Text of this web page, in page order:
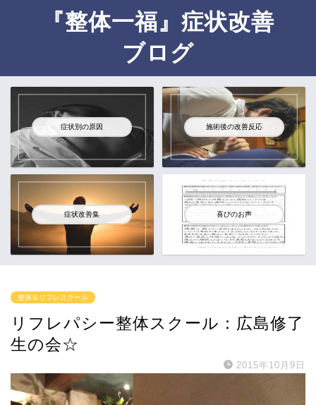
『整体一福』症状改善
ブログ
横浜＆広島で症状改善を手がけて15年
「TPドクター整体 一福」
様々な症状の解決法・改善症例をここにご紹介。
症状別の原因 施術後の改善反応
症状改善集 喜びのお声
整体＆リフレスクール
リフレパシー整体スクール：広島修了
生の会☆
2015年10月9日